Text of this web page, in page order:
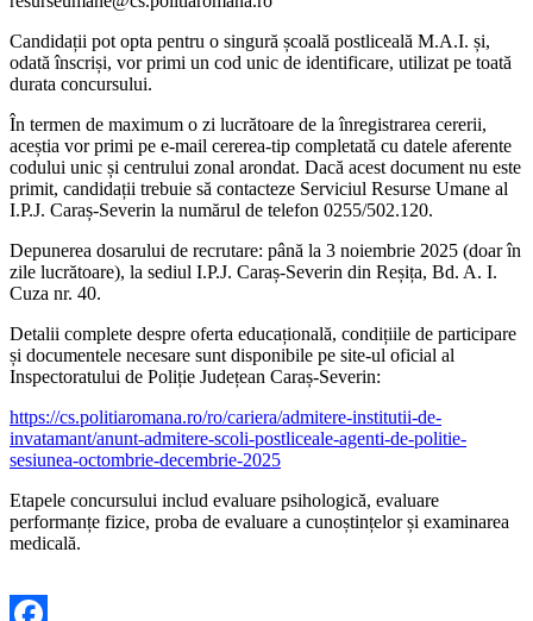
Candidații pot opta pentru o singură școală postliceală M.A.I. și,
odată înscriși, vor primi un cod unic de identificare, utilizat pe toată
durata concursului.
În termen de maximum o zi lucrătoare de la înregistrarea cererii,
aceștia vor primi pe e-mail cererea-tip completată cu datele aferente
codului unic și centrului zonal arondat. Dacă acest document nu este
primit, candidații trebuie să contacteze Serviciul Resurse Umane al
I.P.J. Caraș-Severin la numărul de telefon 0255/502.120.
Depunerea dosarului de recrutare: până la 3 noiembrie 2025 (doar în
zile lucrătoare), la sediul I.P.J. Caraș-Severin din Reșița, Bd. A. I.
Cuza nr. 40.
Detalii complete despre oferta educațională, condițiile de participare
și documentele necesare sunt disponibile pe site-ul oficial al
Inspectoratului de Poliție Județean Caraș-Severin:
https://cs.politiaromana.ro/ro/cariera/admitere-institutii-de-
invatamant/anunt-admitere-scoli-postliceale-agenti-de-politie-
sesiunea-octombrie-decembrie-2025
Etapele concursului includ evaluare psihologică, evaluare
performanțe fizice, proba de evaluare a cunoștințelor și examinarea
medicală.